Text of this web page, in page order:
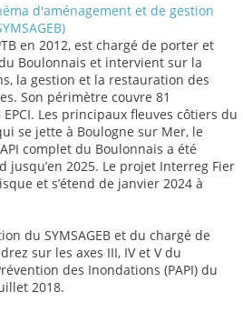
d'aménagement et de gestion
en 2012, est chargé de porter et
Boulonnais et intervient sur la
la gestion et la restauration des
Son périmètre couvre 81
Les principaux fleuves côtiers du
se jette à Boulogne sur Mer, le
complet du Boulonnais a été
jusqu’en 2025. Le projet Interreg Fier
et s’étend de janvier 2024 à
du SYMSAGEB et du chargé de
sur les axes III, IV et V du
des Inondations (PAPI) du
2018.